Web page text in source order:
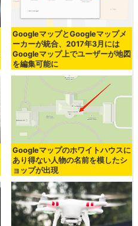
GoogleマップとGoogleマップメ
ーカーが統合、2017年3月には
Googleマップ上でユーザーが地図
を編集可能に
Googleマップのホワイトハウスに
あり得ない人物の名前を模したシ
ョップが出現